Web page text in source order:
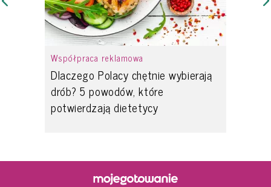
Współpraca reklamowa
Dlaczego Polacy chętnie wybierają
drób? 5 powodów, które
potwierdzają dietetycy